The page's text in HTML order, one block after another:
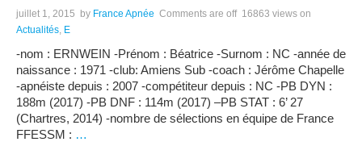
juillet 1, 2015 by France Apnée Comments are off 16863 views on
Actualités E
-nom : ERNWEIN -Prénom : Béatrice -Surnom : NC -année de
naissance : 1971 -club: Amiens Sub -coach : Jérôme Chapelle
-apnéiste depuis : 2007 -compétiteur depuis : NC -PB DYN :
188m (2017) -PB DNF : 114m (2017) –PB STAT : 6’ 27
(Chartres, 2014) -nombre de sélections en équipe de France
FFESSM : …